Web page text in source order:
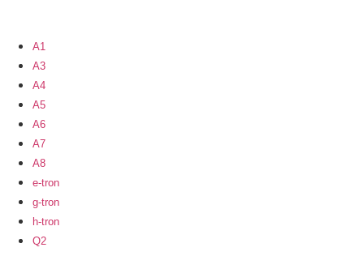
A1
A3
A4
A5
A6
A7
A8
e-tron
g-tron
h-tron
Q2